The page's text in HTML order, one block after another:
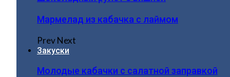
Мармелад из кабачка с лаймом
PrevNext
Закуски
Молодые кабачки с салатной заправкой